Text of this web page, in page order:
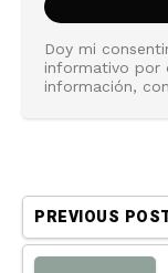
Doy mi
informativo por
información,
PREVIOUS